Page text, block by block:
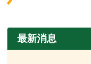
最新消息